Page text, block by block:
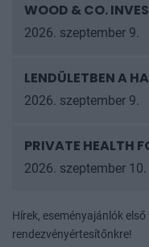
WOOD & CO.
2026. szeptember 9.
LENDÜLETBEN A
2026
PRIVATE HEALTH
Hírek, eseményajánlók első